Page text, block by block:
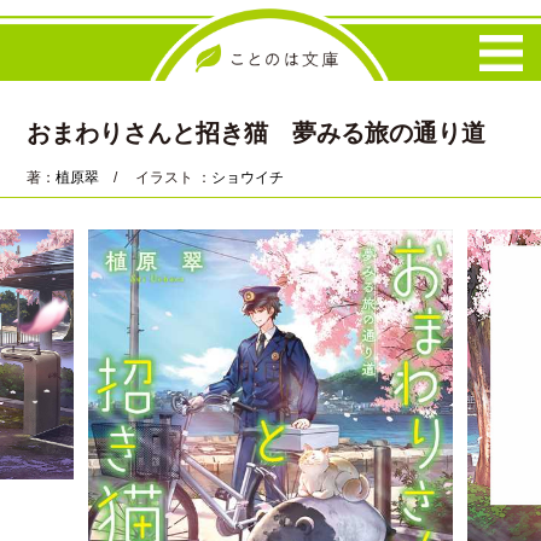
おまわりさんと招き猫 夢みる旅の通り道
著：植原翠 / イラスト ： ショウイチ